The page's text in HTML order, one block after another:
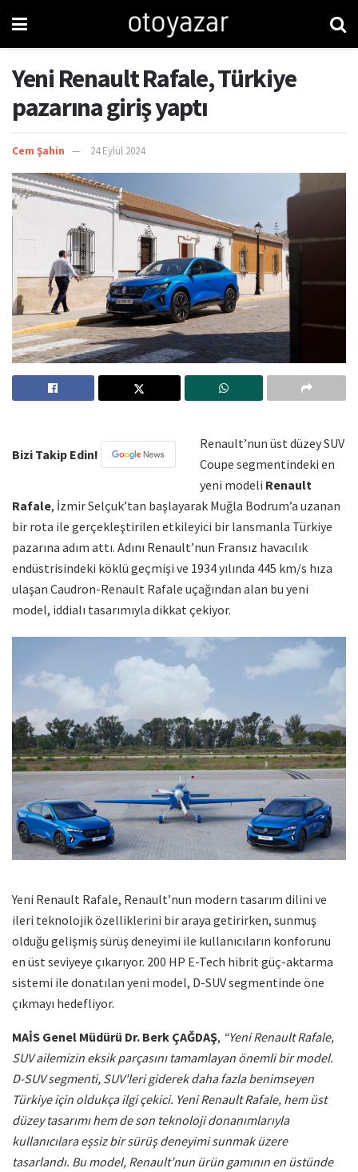
Yeni Renault Rafale, Türkiye
pazarına giriş yaptı
Cem Şahin 24 Eylül 2024
Bizi Takip Edin!
Renault’nun üst düzey SUV
Coupe segmentindeki en
yeni modeli Renault
Rafale, İzmir Selçuk’tan başlayarak Muğla Bodrum’a uzanan
bir rota ile gerçekleştirilen etkileyici bir lansmanla Türkiye
pazarına adım attı. Adını Renault’nun Fransız havacılık
endüstrisindeki köklü geçmişi ve 1934 yılında 445 km/s hıza
ulaşan Caudron-Renault Rafale uçağından alan bu yeni
model, iddialı tasarımıyla dikkat çekiyor.
Yeni Renault Rafale, Renault’nun modern tasarım dilini ve
ileri teknolojik özelliklerini bir araya getirirken, sunmuş
olduğu gelişmiş sürüş deneyimi ile kullanıcıların konforunu
en üst seviyeye çıkarıyor. 200 HP E-Tech hibrit güç-aktarma
sistemi ile donatılan yeni model, D-SUV segmentinde öne
çıkmayı hedefliyor.
MAİS Genel Müdürü Dr. Berk ÇAĞDAŞ, “Yeni Renault Rafale,
SUV ailemizin eksik parçasını tamamlayan önemli bir model.
D-SUV segmenti, SUV’leri giderek daha fazla benimseyen
Türkiye için oldukça ilgi çekici. Yeni Renault Rafale, hem üst
düzey tasarımı hem de son teknoloji donanımlarıyla
kullanıcılara eşsiz bir sürüş deneyimi sunmak üzere
tasarlandı. Bu model, Renault’nun ürün gamının en üstünde